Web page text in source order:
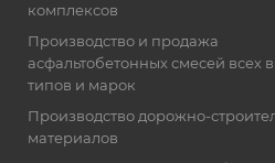
комплексов
Производство и продажа
асфальтобетонных смесей всех
типов и марок
Производство дорожно-
материалов